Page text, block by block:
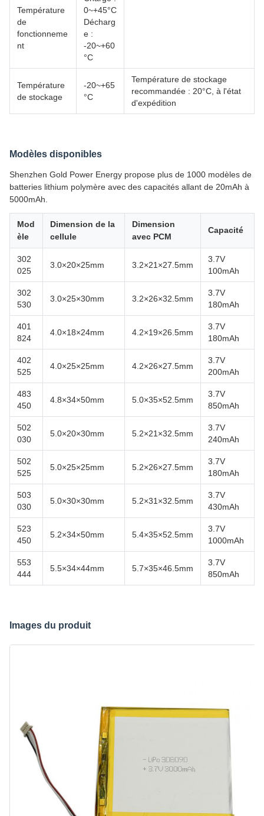
Température
de
fonctionneme
nt
0~+45°C
Décharg
e :
-20~+60
°C
Température
de stockage
-20~+65
°C
Température de stockage
recommandée : 20°C, à l'état
d'expédition
Modèles disponibles
Shenzhen Gold Power Energy propose plus de 1000 modèles de
batteries lithium polymère avec des capacités allant de 20mAh à
5000mAh.
Mod
èle
Dimension de la
cellule
Dimension
avec PCM
Capacité
302
025
3.0×20×25mm 3.2×21×27.5mm
3.7V
100mAh
302
530
3.0×25×30mm 3.2×26×32.5mm
3.7V
180mAh
401
824
4.0×18×24mm 4.2×19×26.5mm
3.7V
180mAh
402
525
4.0×25×25mm 4.2×26×27.5mm
3.7V
200mAh
483
450
4.8×34×50mm 5.0×35×52.5mm
3.7V
850mAh
502
030
5.0×20×30mm 5.2×21×32.5mm
3.7V
240mAh
502
525
5.0×25×25mm 5.2×26×27.5mm
3.7V
180mAh
503
030
5.0×30×30mm 5.2×31×32.5mm
3.7V
430mAh
523
450
5.2×34×50mm 5.4×35×52.5mm
3.7V
1000mAh
553
444
5.5×34×44mm 5.7×35×46.5mm
3.7V
850mAh
Images du produit